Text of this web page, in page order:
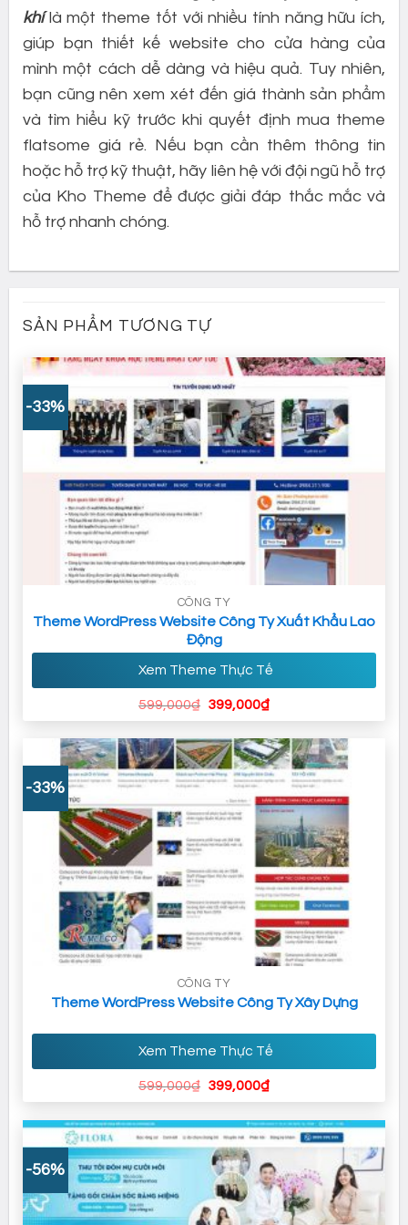
khí là một theme tốt với nhiều tính năng hữu ích,
giúp bạn thiết kế website cho cửa hàng của
mình một cách dễ dàng và hiệu quả. Tuy nhiên,
bạn cũng nên xem xét đến giá thành sản phẩm
và tìm hiểu kỹ trước khi quyết định mua theme
flatsome giá rẻ. Nếu bạn cần thêm thông tin
hoặc hỗ trợ kỹ thuật, hãy liên hệ với đội ngũ hỗ trợ
của Kho Theme để được giải đáp thắc mắc và
hỗ trợ nhanh chóng.
SẢN PHẨM TƯƠNG TỰ
-33%
CÔNG TY
Theme WordPress Website Công Ty Xuất Khẩu Lao
Động
Xem Theme Thực Tế
599,000₫ Giá
599,000₫.
399,000₫Giá
là:
399,000₫.
-33%
CÔNG TY
Theme WordPress Website Công Ty Xây Dựng
Xem Theme Thực Tế
599,000₫ Giá
599,000₫.
399,000₫Giá
là:
399,000₫.
-56%